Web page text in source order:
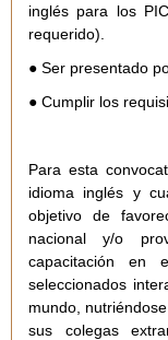
inglés para los
requerido).
● Ser presentado
● Cumplir los
Para esta
idioma inglés y
objetivo de
nacional y/o
capacitación en
seleccionados
mundo,
sus colegas